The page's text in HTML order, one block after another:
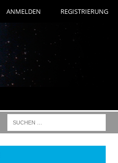
ANMELDEN REGISTRIERUNG